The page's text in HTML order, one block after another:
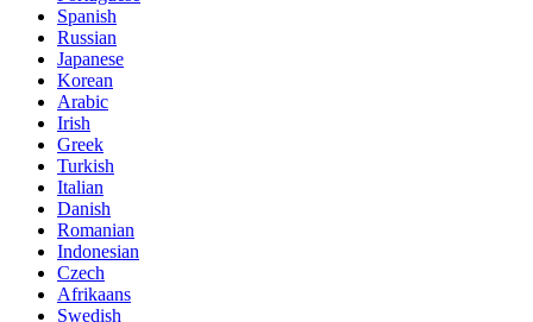
Spanish
Russian
Japanese
Korean
Arabic
Irish
Greek
Turkish
Italian
Danish
Romanian
Indonesian
Czech
Afrikaans
Swedish